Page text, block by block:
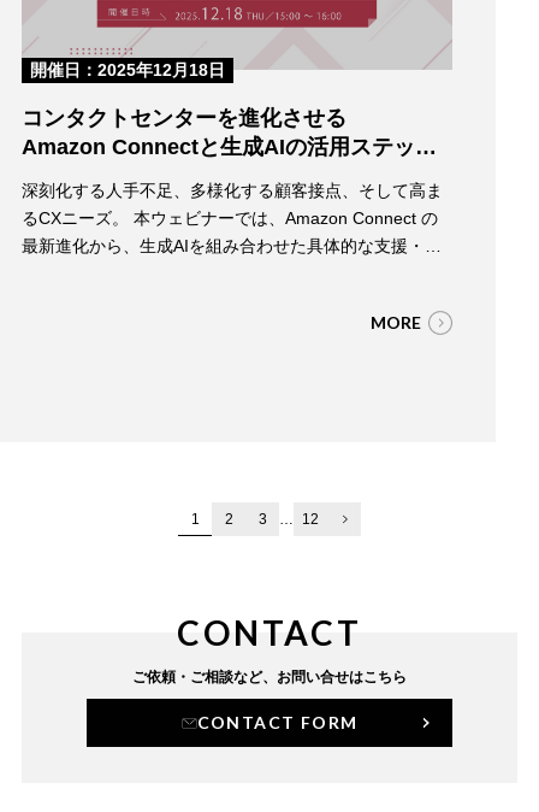
開催日：2025年12月18日
コンタクトセンターを進化させる
Amazon Connectと生成AIの活用ステップ
と応用方法
深刻化する人手不足、多様化する顧客接点、そして高ま
るCXニーズ。 本ウェビナーでは、Amazon Connect の
最新進化から、生成AIを組み合わせた具体的な支援・自
ト、カスハラ対策など、すぐに取り入れられる活用ポイ
MORE
1 2 3 … 12
CONTACT
ご依頼・ご相談など、 お問い合せはこちら
CONTACT FORM